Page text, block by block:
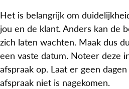
Het is belangrijk om
jou en de klant. Anders kan de
zich laten wachten. Maak dus
een vaste datum. Noteer deze
afspraak op. Laat er geen
afspraak niet is nagekomen.